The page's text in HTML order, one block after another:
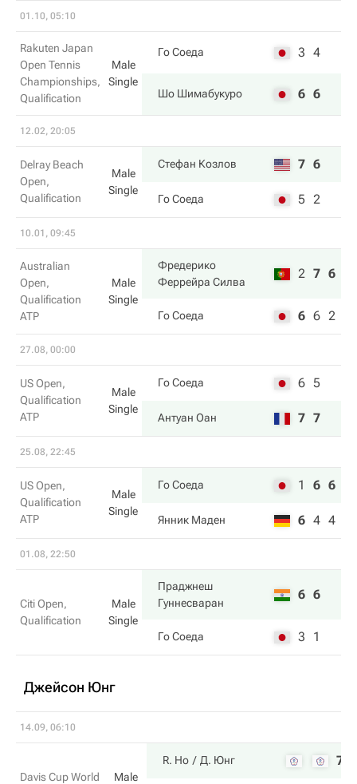
01.10, 05:10
Rakuten Japan
Open Tennis
Championships,
Qualification
Male
Single
Го Соеда 3 4
Шо Шимабукуро 6 6
12.02, 20:05
Delray Beach
Open,
Qualification
Male
Single
Стефан Козлов 7 6
Го Соеда 5 2
10.01, 09:45
Australian
Open,
Qualification
ATP
Male
Single
Фредерико
Феррейра Силва
2 7 6
Го Соеда 6 6 2
27.08, 00:00
US Open,
Qualification
ATP
Male
Single
Го Соеда 6 5
Антуан Оан 7 7
25.08, 22:45
US Open,
Qualification
ATP
Male
Single
Го Соеда 1 6 6
Янник Маден 6 4 4
01.08, 22:50
Citi Open,
Qualification
Male
Single
Праджнеш
Гуннесваран
6 6
Го Соеда 3 1
Джейсон Юнг
14.09, 06:10
Davis Cup World
Male
R. Ho Д. Юнг 7